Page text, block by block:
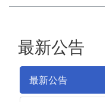
最新公告
最新公告